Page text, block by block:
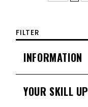
FILTER
INFORMATION
YOUR SKILL UP